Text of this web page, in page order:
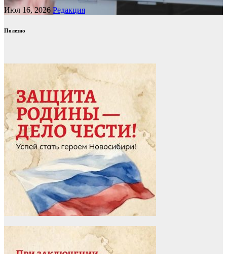
Июл 16, 2026 Редакция
Полезно